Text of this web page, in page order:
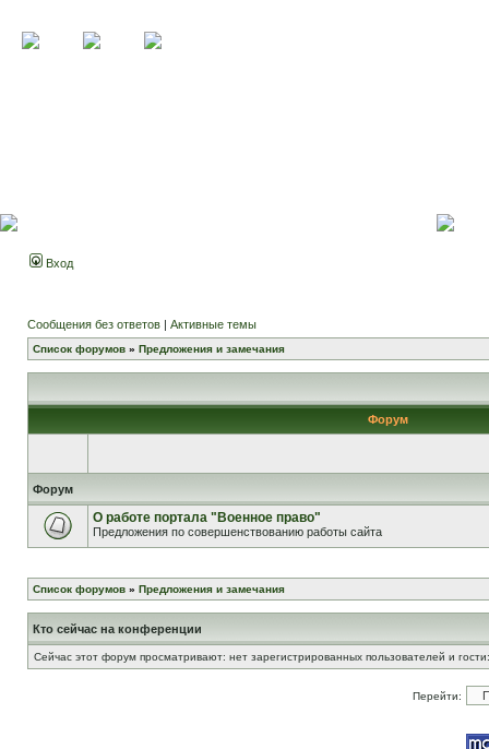
Вход
Сообщения без ответов | Активные темы
Список форумов » Предложения и замечания
Форум
Форум
О работе портала "Военное право"
Предложения по совершенствованию работы сайта
Список форумов » Предложения и замечания
Кто сейчас на конференции
Сейчас этот форум просматривают: нет зарегистрированных пользователей и
Перейти: